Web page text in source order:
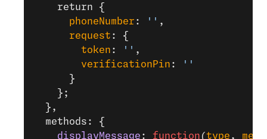
    return {
      phoneNumber
: '' ,
      request
: {
        token
: '' ,
        verificationPin
:
''
      }
    };
  },
  methods: {
    displayMessage
: function (type ,